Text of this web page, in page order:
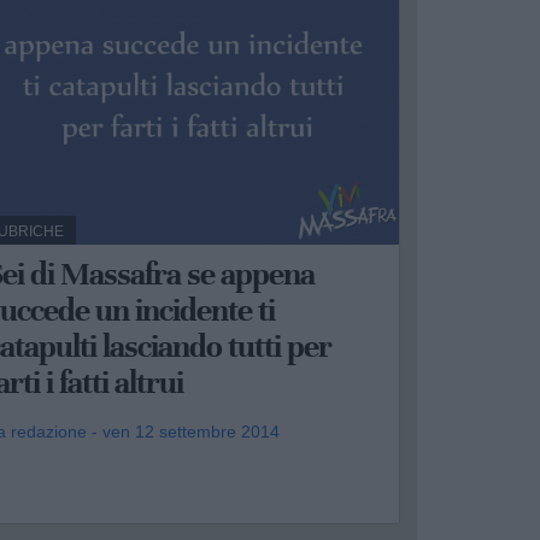
di Massafra se appena
un incidente ti
lasciando tutti per
i fatti altrui
redazione - ven 12 settembre 2014